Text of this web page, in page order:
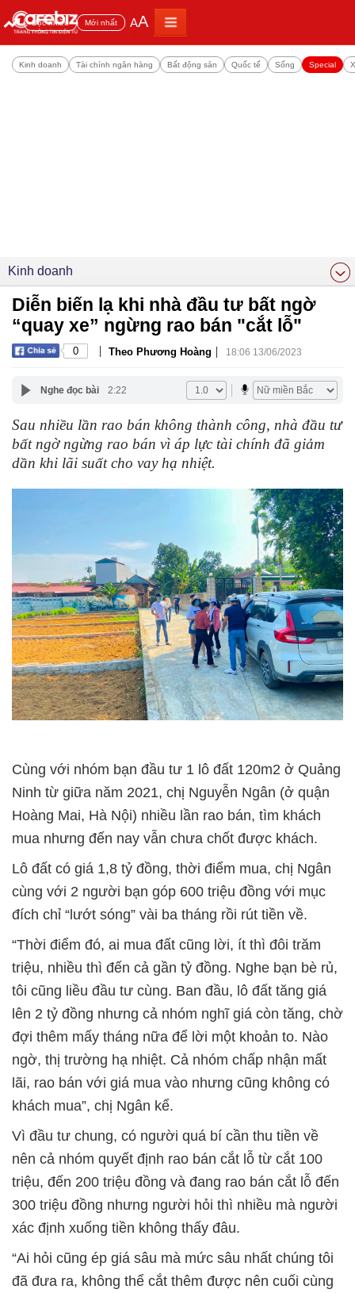
Đọc nhiều Mới nhất AA
Kinh doanh Tài chính ngân hàng Bất động sản Quốc tế Sống Special
Kinh doanh
Diễn biến lạ khi nhà đầu tư bất ngờ
“quay xe” ngừng rao bán "cắt lỗ"
0 | Theo Phương Hoàng | 18:06 13/06/2023
Nghe đọc bài 2:22
Sau nhiều lần rao bán không thành công, nhà đầu tư
bất ngờ ngừng rao bán vì áp lực tài chính đã giảm
dần khi lãi suất cho vay hạ nhiệt.
Cùng với nhóm bạn đầu tư 1 lô đất 120m2 ở Quảng
Ninh từ giữa năm 2021, chị Nguyễn Ngân (ở quận
Hoàng Mai, Hà Nội) nhiều lần rao bán, tìm khách
mua nhưng đến nay vẫn chưa chốt được khách.
Lô đất có giá 1,8 tỷ đồng, thời điểm mua, chị Ngân
cùng với 2 người bạn góp 600 triệu đồng với mục
đích chỉ “lướt sóng” vài ba tháng rồi rút tiền về.
“Thời điểm đó, ai mua đất cũng lời, ít thì đôi trăm
triệu, nhiều thì đến cả gần tỷ đồng. Nghe bạn bè rủ,
tôi cũng liều đầu tư cùng. Ban đầu, lô đất tăng giá
lên 2 tỷ đồng nhưng cả nhóm nghĩ giá còn tăng, chờ
đợi thêm mấy tháng nữa để lời một khoản to. Nào
ngờ, thị trường hạ nhiệt. Cả nhóm chấp nhận mất
lãi, rao bán với giá mua vào nhưng cũng không có
khách mua”, chị Ngân kể.
Vì đầu tư chung, có người quá bí cần thu tiền về
nên cả nhóm quyết định rao bán cắt lỗ từ cắt 100
triệu, đến 200 triệu đồng và đang rao bán cắt lỗ đến
300 triệu đồng nhưng người hỏi thì nhiều mà người
xác định xuống tiền không thấy đâu.
“Ai hỏi cũng ép giá sâu mà mức sâu nhất chúng tôi
đã đưa ra, không thể cắt thêm được nên cuối cùng